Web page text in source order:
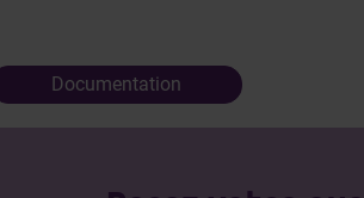
Documentation